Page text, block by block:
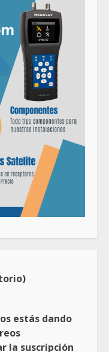
estás dando
la suscripción